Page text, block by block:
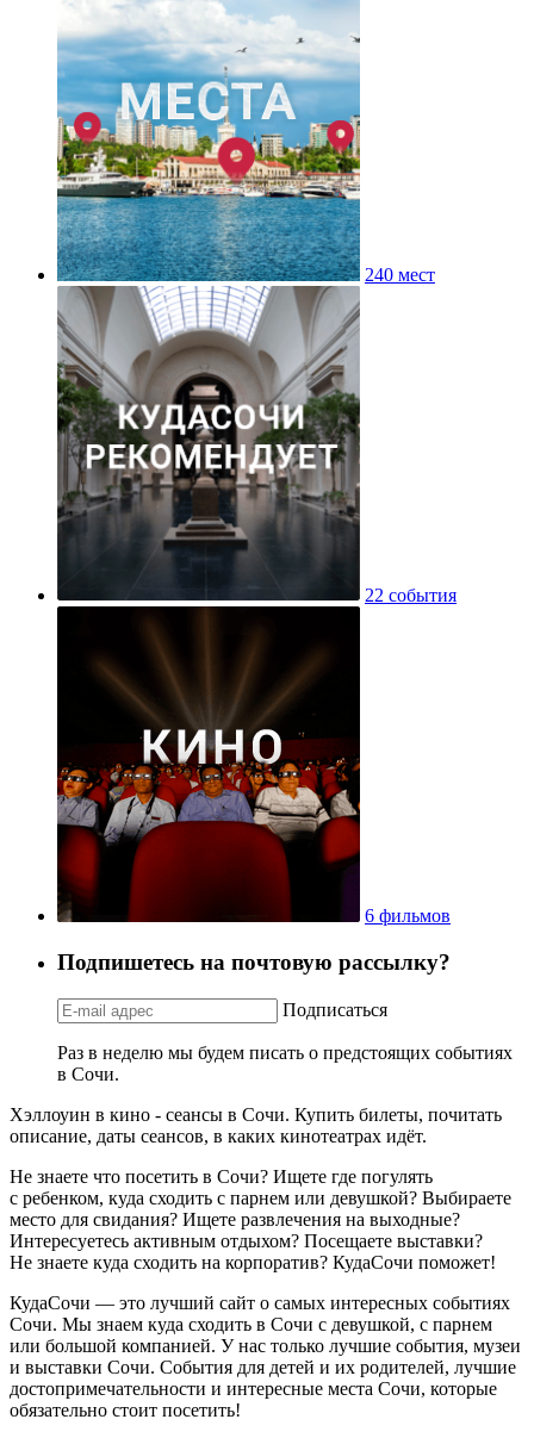
240 мест
22 события
6 фильмов
Подпишетесь на почтовую рассылку?
Подписаться
Раз в неделю мы будем писать о предстоящих событиях
в Сочи.
Хэллоуин в кино - сеансы в Сочи. Купить билеты, почитать
описание, даты сеансов, в каких кинотеатрах идёт.
Не знаете что посетить в Сочи? Ищете где погулять
с ребенком, куда сходить с парнем или девушкой? Выбираете
место для свидания? Ищете развлечения на выходные?
Интересуетесь активным отдыхом? Посещаете выставки?
Не знаете куда сходить на корпоратив? КудаСочи поможет!
КудаСочи — это лучший сайт о самых интересных событиях
Сочи. Мы знаем куда сходить в Сочи с девушкой, с парнем
или большой компанией. У нас только лучшие события, музеи
и выставки Сочи. События для детей и их родителей, лучшие
достопримечательности и интересные места Сочи, которые
обязательно стоит посетить!